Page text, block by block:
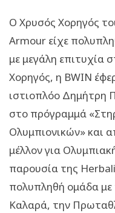
Ο Χρυσός Χορηγός
Armour είχε
με μεγάλη επιτυχία
Χορηγός, η BWIN
ιστιοπλόο Δημήτρη
στο πρόγραμμά
Ολυμπιονικών» και
μέλλον για
παρουσία της
πολυπληθή ομάδα
Καλαρά, την